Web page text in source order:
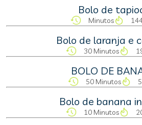
Bolo de
Minutos
Bolo de laranja e
30 Minutos
BOLO DE
50 Minutos
Bolo de banana
10 Minutos